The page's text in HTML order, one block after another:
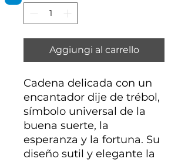
Aggiungi al carrello
Cadena delicada con un
encantador dije de trébol,
símbolo universal de la
buena suerte, la
esperanza y la fortuna. Su
diseño sutil y elegante la